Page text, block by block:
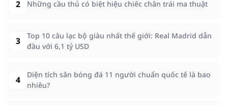
2 Những cầu thủ có biệt hiệu chiếc chân trái ma thuật
3
Top 10 câu lạc bộ giàu nhất thế giới: Real Madrid dẫn
đầu với 6,1 tỷ USD
4
Diện tích sân bóng đá 11 người chuẩn quốc tế là bao
nhiêu?